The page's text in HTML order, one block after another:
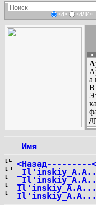
«И» «ИЛИ»
◄
а
В
Имя
<Назад---------<